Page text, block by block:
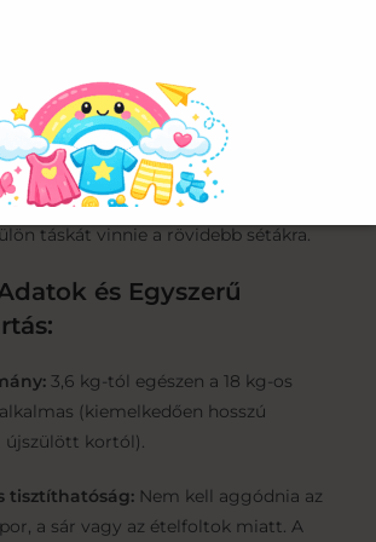
található:Egy könnyen elérhető,
kapott helyet a hordozó
kényelmesen elrejtheti a
apróságokat, mint a cumit,
telefont vagy a lakáskulcsot – így
táskát vinnie a rövidebb sétákra.
és Egyszerű
3,6 kg-tól egészen a 18 kg-os
(kiemelkedően hosszú
kortól).
tisztíthatóság:Nem kell aggódnia az
a sár vagy az ételfoltok miatt. A